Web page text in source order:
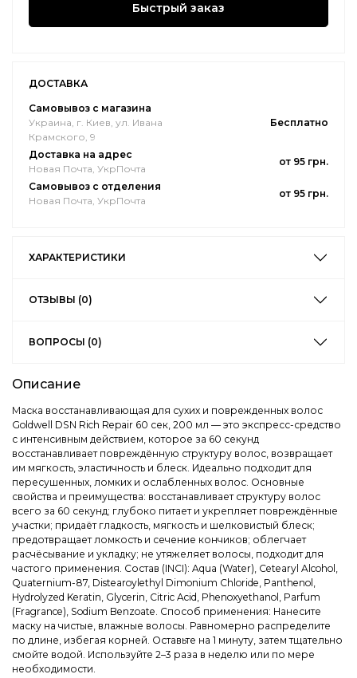
Быстрый заказ
ДОСТАВКА
Самовывоз с магазина
Украина, г. Киев, ул. Ивана
Крамского, 9
Бесплатно
Доставка на адрес
Новая Почта, УкрПочта
от 95 грн.
Самовывоз с отделения
Новая Почта, УкрПочта
от 95 грн.
ХАРАКТЕРИСТИКИ
ОТЗЫВЫ (0)
ВОПРОСЫ (0)
Описание
Маска восстанавливающая для сухих и поврежденных волос
Goldwell DSN Rich Repair 60 сек, 200 мл — это экспресс-средство
с интенсивным действием, которое за 60 секунд
восстанавливает повреждённую структуру волос, возвращает
им мягкость, эластичность и блеск. Идеально подходит для
пересушенных, ломких и ослабленных волос. Основные
свойства и преимущества: восстанавливает структуру волос
всего за 60 секунд; глубоко питает и укрепляет повреждённые
участки; придаёт гладкость, мягкость и шелковистый блеск;
предотвращает ломкость и сечение кончиков; облегчает
расчёсывание и укладку; не утяжеляет волосы, подходит для
частого применения. Состав (INCI): Aqua (Water), Cetearyl Alcohol,
Quaternium-87, Distearoylethyl Dimonium Chloride, Panthenol,
Hydrolyzed Keratin, Glycerin, Citric Acid, Phenoxyethanol, Parfum
(Fragrance), Sodium Benzoate. Способ применения: Нанесите
маску на чистые, влажные волосы. Равномерно распределите
по длине, избегая корней. Оставьте на 1 минуту, затем тщательно
смойте водой. Используйте 2–3 раза в неделю или по мере
необходимости.